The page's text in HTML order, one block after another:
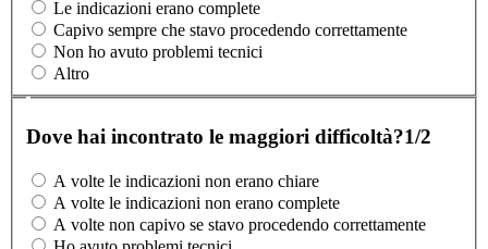
Le indicazioni erano complete
Capivo sempre che stavo procedendo correttamente
Non ho avuto problemi tecnici
Altro
Dove hai incontrato le maggiori difficoltà?1/2
A volte le indicazioni non erano chiare
A volte le indicazioni non erano complete
A volte non capivo se stavo procedendo correttamente